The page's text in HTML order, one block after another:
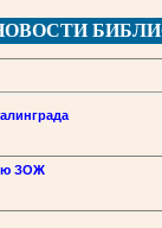
ЗОЖ